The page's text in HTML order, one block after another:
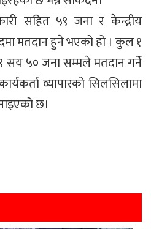
सहित ५९ जना र केन्द्रीय
मतदान हुने भएको हो । कुल १
सय ५० जना सम्मले मतदान गर्ने
व्यापारको सिलसिलामा
छ।